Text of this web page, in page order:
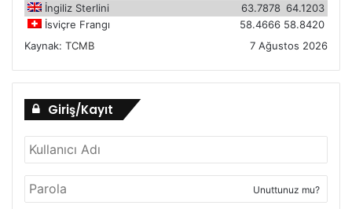
İngiliz Sterlini
64.1203
63.7878
İsviçre Frangı
58.8420
58.4666
Kaynak: TCMB 7 Ağustos 2026
Giriş/Kayıt
Unuttunuz mu?